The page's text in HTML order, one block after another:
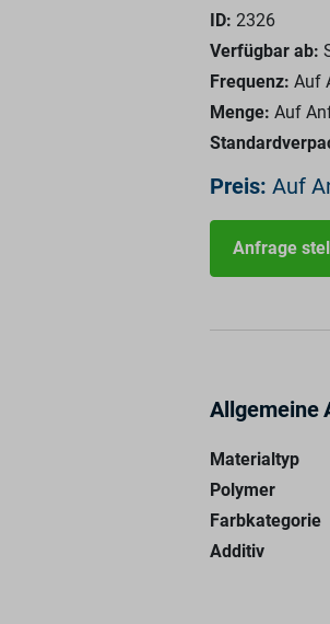
ID: 2326
Verfügbar ab:
Frequenz: Auf
Menge: Auf
Preis: Auf
Anfrage
Allgemeine
Materialtyp
Polymer
Farbkategorie
Additiv